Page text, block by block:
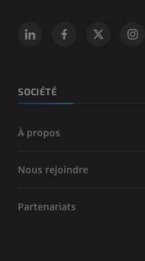
SOCIÉTÉ
À propos
Nous rejoindre
Partenariats